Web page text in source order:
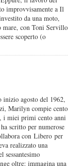
improvvisamente a Il
da una moto,
mare, con Toni Servillo
scoperto (o
agosto del 1962,
Marilyn compie cento
i miei primi cento anni
scritto per numerose
con Libero per
realizzato una
oltre: immagina una